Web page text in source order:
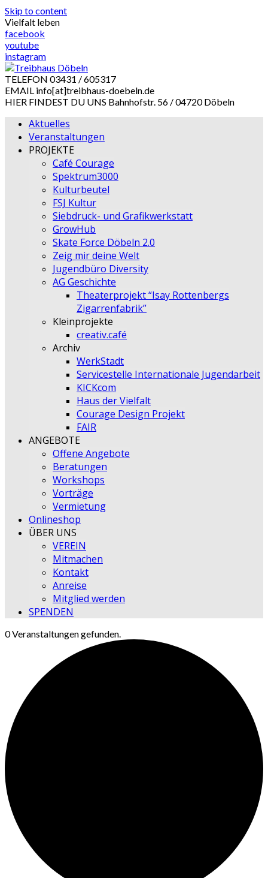
Skip to content
Vielfalt leben
facebook
youtube
instagram
TELEFON 03431 / 605317
EMAIL info[at]treibhaus-doebeln.de
HIER FINDEST DU UNS Bahnhofstr. 56 / 04720 Döbeln
Aktuelles
Veranstaltungen
PROJEKTE
Café Courage
Spektrum3000
Kulturbeutel
FSJ Kultur
Siebdruck- und Grafikwerkstatt
GrowHub
Skate Force Döbeln 2.0
Zeig mir deine Welt
Jugendbüro Diversity
AG Geschichte
Theaterprojekt “Isay Rottenbergs
Zigarrenfabrik”
Kleinprojekte
creativ.café
Archiv
WerkStadt
Servicestelle Internationale Jugendarbeit
KICKcom
Haus der Vielfalt
Courage Design Projekt
FAIR
ANGEBOTE
Offene Angebote
Beratungen
Workshops
Vorträge
Vermietung
Onlineshop
ÜBER UNS
VEREIN
Mitmachen
Kontakt
Anreise
Mitglied werden
SPENDEN
0 Veranstaltungen gefunden.